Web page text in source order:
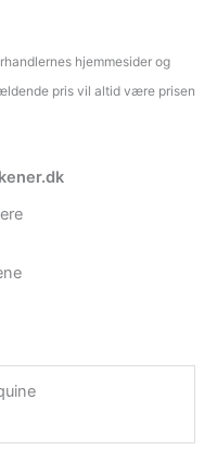
hjemmesider og
pris vil altid være prisen